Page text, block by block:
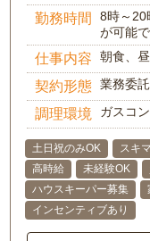
勤務時間
8時～20
が可能
仕事内容 朝食、
契約形態 業務委託
調理環境 ガスコ
土日祝のみOK スキ
高時給
未経験OK
ハウスキーパー募集
インセンティブあり